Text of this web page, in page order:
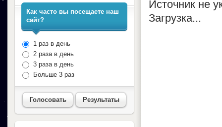
Источник не
Загрузка...
Как часто вы посещаете наш
сайт?
1 раз в день
2 раза в день
3 раза в день
Больше 3 раз
Голосовать Результаты